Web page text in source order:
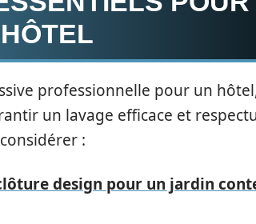
professionnelle pour un
un lavage efficace et
:
design pour un jardin